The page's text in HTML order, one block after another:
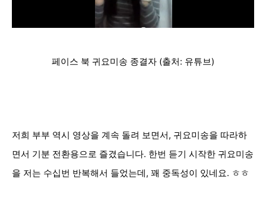
페이스 북 귀요미송 종결자 (출처: 유튜브)
저희 부부 역시 영상을 계속 돌려 보면서, 귀요미송을 따라하
면서 기분 전환용으로 즐겼습니다. 한번 듣기 시작한 귀요미송
을 저는 수십번 반복해서 들었는데, 꽤 중독성이 있네요. ㅎㅎ